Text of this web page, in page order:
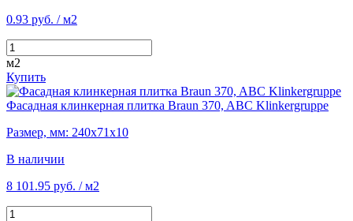
0.93 руб. / м2
м2
Купить
Фасадная клинкерная плитка Braun 370, ABC Klinkergruppe
Размер, мм: 240х71х10
В наличии
8 101.95 руб. / м2